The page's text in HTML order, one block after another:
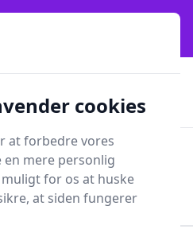
stil, trends og smarte fund
✨981 forskellige produkttyper
Online
cookies
at forbedre vores
en mere personlig
for os at huske
at siden fungerer